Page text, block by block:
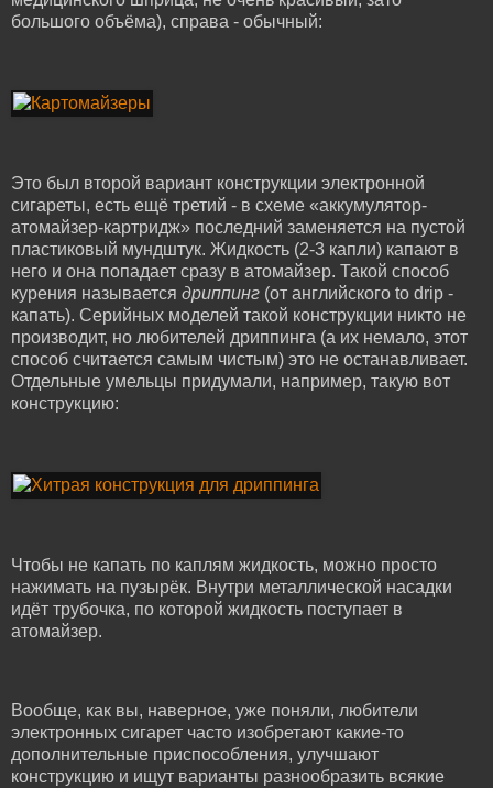
большого объёма), справа - обычный:
Это был второй вариант конструкции электронной
сигареты, есть ещё третий - в схеме «аккумулятор-
атомайзер-картридж» последний заменяется на пустой
пластиковый мундштук. Жидкость (2-3 капли) капают в
него и она попадает сразу в атомайзер. Такой способ
курения называется дриппинг (от английского to drip -
капать). Серийных моделей такой конструкции никто не
производит, но любителей дриппинга (а их немало, этот
способ считается самым чистым) это не останавливает.
Отдельные умельцы придумали, например, такую вот
конструкцию:
Чтобы не капать по каплям жидкость, можно просто
нажимать на пузырёк. Внутри металлической насадки
идёт трубочка, по которой жидкость поступает в
атомайзер.
Вообще, как вы, наверное, уже поняли, любители
электронных сигарет часто изобретают какие-то
дополнительные приспособления, улучшают
конструкцию и ищут варианты разнообразить всякие